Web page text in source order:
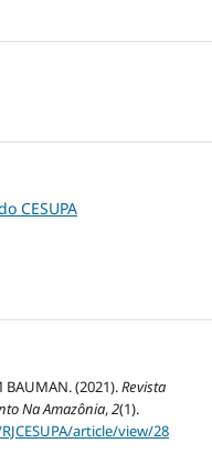
CESUPA
BAUMAN. (2021).Revista
Na Amazônia,2(1).
article/view/28